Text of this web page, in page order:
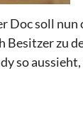
Doc soll nun
Besitzer zu
so